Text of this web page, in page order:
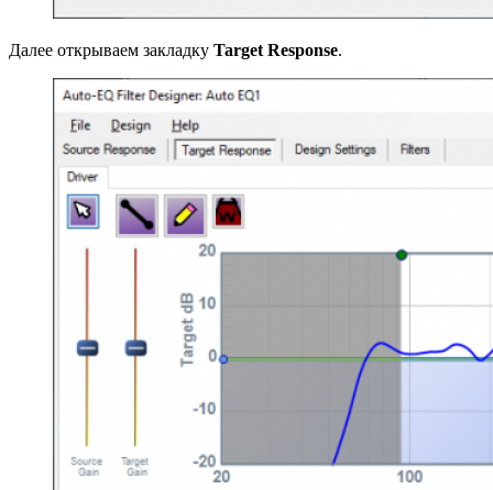
Далее открываем закладку Target Response.